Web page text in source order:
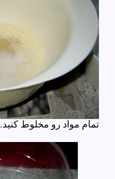
تمام مواد رو مخلوط کنید.